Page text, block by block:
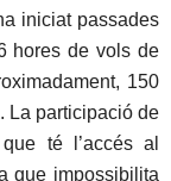
iniciat passades
hores de vols de
150
La participació de
té l’accés al
que impossibilita